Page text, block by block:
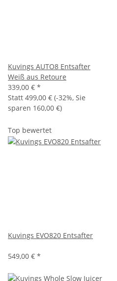
Kuvings AUTO8 Entsafter
Weiß aus Retoure
339,00 € *
Statt 499,00 € (-32%, Sie
sparen 160,00 €)
Top bewertet
Kuvings EVO820 Entsafter
549,00 € *